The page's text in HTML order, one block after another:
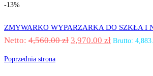
-13%
ZMYWARKO WYPARZARKA DO SZKŁA I
Netto: 4,560.00zł 3,970.00 zł Brutto:
Poprzednia strona